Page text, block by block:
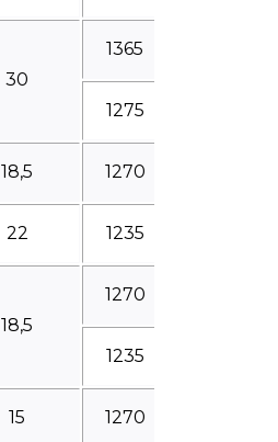
30
1365
1275
18,5 1270
22 1235
18,5
1270
1235
15 1270